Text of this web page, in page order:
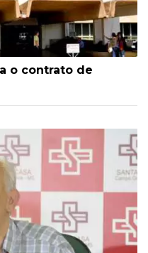
o contrato de